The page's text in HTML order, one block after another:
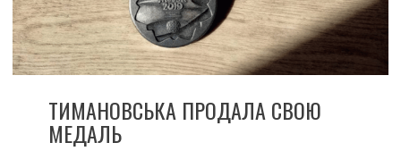
ТИМАНОВСЬКА ПРОДАЛА СВОЮ
МЕДАЛЬ